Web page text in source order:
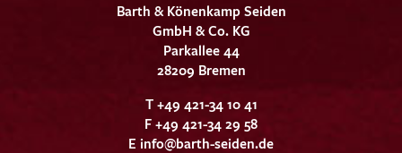
Barth & Könenkamp Seiden
GmbH & Co. KG
Parkallee 44
28209 Bremen
T +49 421-34 10 41
F +49 421-34 29 58
E info@barth-seiden.de